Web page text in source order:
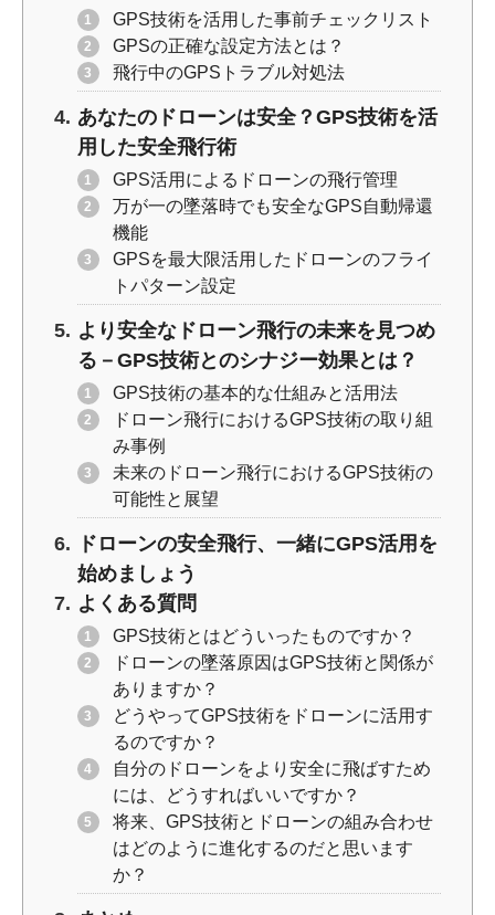
GPS技術を活用した事前チェックリスト
GPSの正確な設定方法とは？
飛行中のGPSトラブル対処法
あなたのドローンは安全？GPS技術を活
用した安全飛行術
GPS活用によるドローンの飛行管理
万が一の墜落時でも安全なGPS自動帰還
機能
GPSを最大限活用したドローンのフライ
トパターン設定
より安全なドローン飛行の未来を見つめ
る－GPS技術とのシナジー効果とは？
GPS技術の基本的な仕組みと活用法
ドローン飛行におけるGPS技術の取り組
み事例
未来のドローン飛行におけるGPS技術の
可能性と展望
ドローンの安全飛行、一緒にGPS活用を
始めましょう
よくある質問
GPS技術とはどういったものですか？
ドローンの墜落原因はGPS技術と関係が
ありますか？
どうやってGPS技術をドローンに活用す
るのですか？
自分のドローンをより安全に飛ばすため
には、どうすればいいですか？
将来、GPS技術とドローンの組み合わせ
はどのように進化するのだと思います
か？